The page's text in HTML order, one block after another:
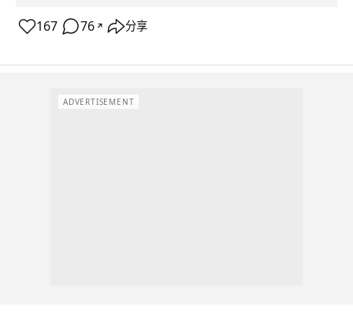
167 76 ↗ 分享
ADVERTISEMENT